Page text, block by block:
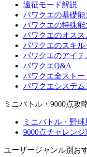
遠征モード解説
パワクエの基礎能
パワクエの特殊能
パワクエのオス
パワクエのスキル
パワクエのアイテ
パワクエQ&A
パワクエ全ストー
パワクエシステム
ミニバトル・9000点攻
ミニバトル・野
9000点チャレンジ
ユーザージャンル別お